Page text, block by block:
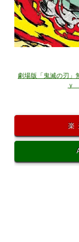
劇場版「鬼滅の刃」
ｙ
楽